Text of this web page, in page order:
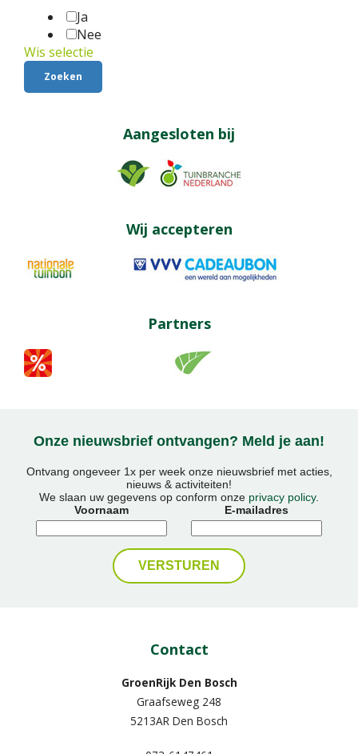
Ja
Nee
Wis selectie
Aangesloten bij
Wij accepteren
Partners
Onze nieuwsbrief ontvangen? Meld je aan!
Ontvang ongeveer 1x per week onze nieuwsbrief met acties,
nieuws & activiteiten!
We slaan uw gegevens op conform onze privacy policy.
Voornaam
E-mailadres
Contact
GroenRijk Den Bosch
Graafseweg 248
5213AR Den Bosch